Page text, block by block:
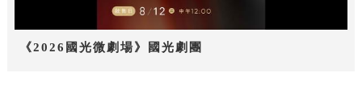
《2026國光微劇場》國光劇團